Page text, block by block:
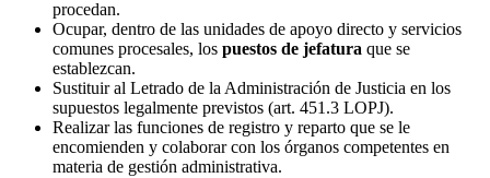
procedan.
Ocupar, dentro de las unidades de apoyo directo y servicios
comunes procesales, los puestos de jefatura que se
establezcan.
Sustituir al Letrado de la Administración de Justicia en los
supuestos legalmente previstos (art. 451.3 LOPJ).
Realizar las funciones de registro y reparto que se le
encomienden y colaborar con los órganos competentes en
materia de gestión administrativa.